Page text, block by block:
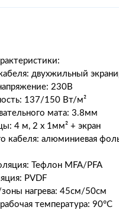
двухжильный
230В
137/150 Вт/м²
мата: 3.8мм
4 м, 2 х 1мм² + экран
кабеля: алюминиевая
Тефлон MFA/PFA
PVDF
нагрева: 45см/50см
температура: 90°С